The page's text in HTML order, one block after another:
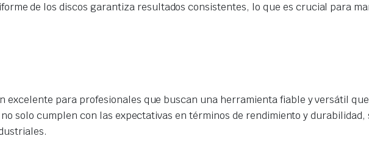
de los discos garantiza resultados consistentes, lo que es crucial para
excelente para profesionales que buscan una herramienta fiable y versátil
solo cumplen con las expectativas en términos de rendimiento y